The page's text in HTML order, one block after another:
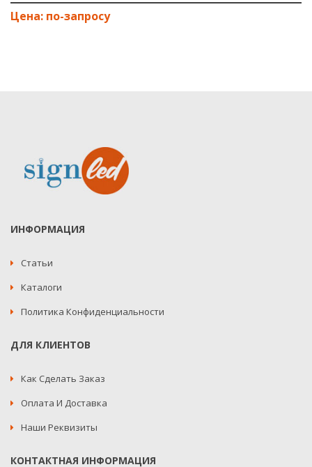
ИНФОРМАЦИЯ
Статьи
Каталоги
Политика Конфиденциальности
ДЛЯ КЛИЕНТОВ
Как Сделать Заказ
Оплата И Доставка
Наши Реквизиты
КОНТАКТНАЯ ИНФОРМАЦИЯ